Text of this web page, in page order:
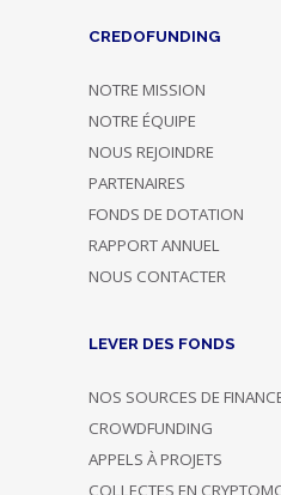
CREDOFUNDING
NOTRE MISSION
NOTRE ÉQUIPE
NOUS REJOINDRE
PARTENAIRES
FONDS DE DOTATION
RAPPORT ANNUEL
NOUS CONTACTER
LEVER DES FONDS
NOS SOURCES DE
CROWDFUNDING
APPELS À PROJETS
COLLECTES EN